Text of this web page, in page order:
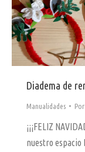
Diadema de
Manualidades Por
¡¡¡FELIZ
nuestro espacio